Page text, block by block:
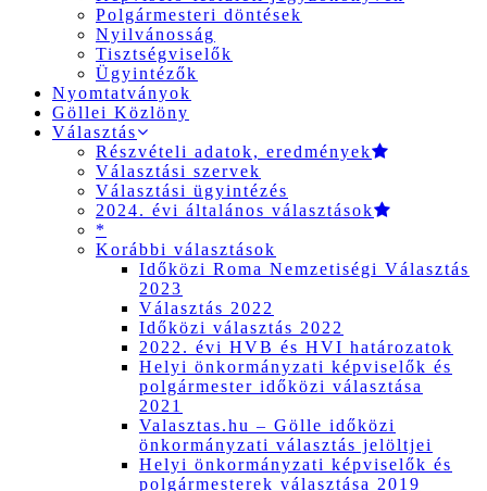
Polgármesteri döntések
Nyilvánosság
Tisztségviselők
Ügyintézők
Nyomtatványok
Göllei Közlöny
Választás
Részvételi adatok, eredmények
Választási szervek
Választási ügyintézés
2024. évi általános választások
*
Korábbi választások
Időközi Roma Nemzetiségi Választás
2023
Választás 2022
Időközi választás 2022
2022. évi HVB és HVI határozatok
Helyi önkormányzati képviselők és
polgármester időközi választása
2021
Valasztas.hu – Gölle időközi
önkormányzati választás jelöltjei
Helyi önkormányzati képviselők és
polgármesterek választása 2019